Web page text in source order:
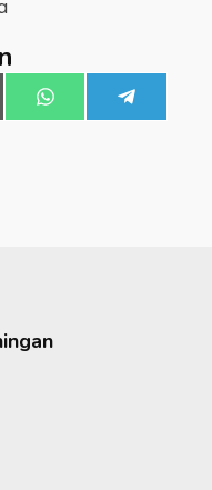
Share
on
WhatsApp
on